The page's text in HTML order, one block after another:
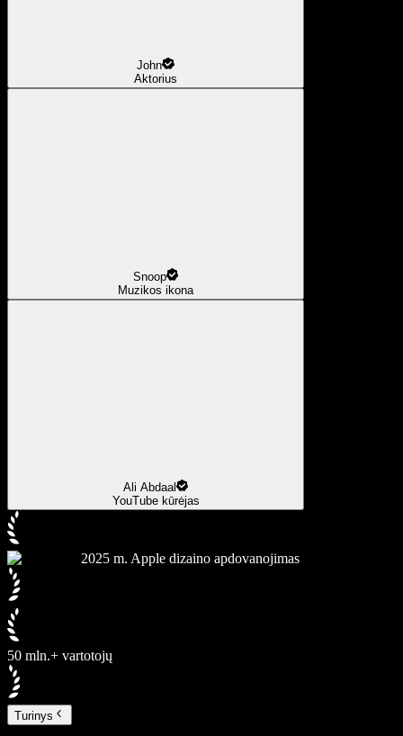
John
Aktorius
Snoop
Muzikos ikona
Ali Abdaal
YouTube kūrėjas
2025 m. Apple dizaino apdovanojimas
50 mln.+ vartotojų
Turinys